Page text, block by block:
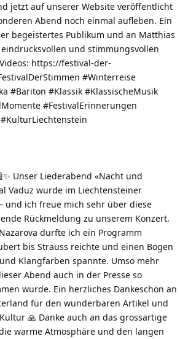
jetzt auf unserer Website veröffentlicht
Abend noch einmal aufleben. Ein
begeistertes Publikum und an Matthias
und stimmungsvollen
https://festival-der-
#Winterreise
#Bariton #Klassik #KlassischeMusik
#FestivalErinnerungen